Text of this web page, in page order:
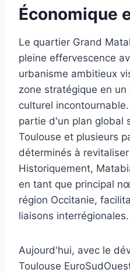
Économique
Le quartier Grand
pleine effervescence
urbanisme ambitieux
zone stratégique en
culturel
partie d'un plan global
Toulouse et plusieurs
déterminés à
Historiquement,
en tant que principal
région Occitanie,
liaisons interrégionales.
Aujourd'hui, avec le
Toulouse